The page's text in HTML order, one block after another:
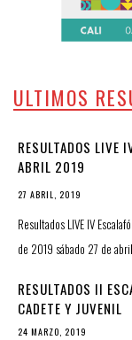
ULTIMOS
RESULTADOS LIVE
ABRIL 2019
27 ABRIL, 2019
Resultados LIVE IV
de 2019 sábado 27 de
RESULTADOS II
CADETE Y JUVENIL
24 MARZO, 2019